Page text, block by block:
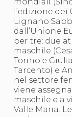
mondiali (Sindelfingen, Germania), mentre
l’edizione
Lignano
dall’Unione Europea
per tre: due
maschile
Torino e
Tarcento) e
nel settore femminile. Il
viene
maschile e a vincere è
Valle Maria.